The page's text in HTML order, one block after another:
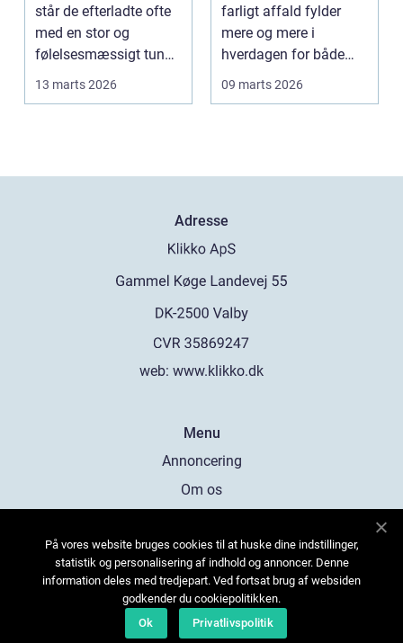
står de efterladte ofte
med en stor og
følelsesmæssigt tung
opgave: at få rydde...
13 marts 2026
farligt affald fylder
mere og mere i
hverdagen for både
produktionsvirksomhe
09 marts 2026
Adresse
web: www.klikko.dk
Menu
Annoncering
Om os
Kontakt os
Sitemap
På vores website bruges cookies til at huske dine indstillinger,
statistik og personalisering af indhold og annoncer. Denne
information deles med tredjepart. Ved fortsat brug af websiden
godkender du cookiepolitikken.
Ok
Privatlivspolitik